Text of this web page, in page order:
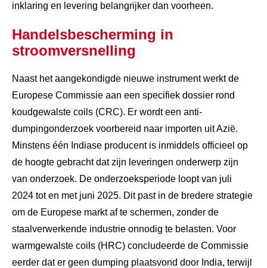
inklaring en levering belangrijker dan voorheen.
Handelsbescherming in
stroomversnelling
Naast het aangekondigde nieuwe instrument werkt de
Europese Commissie aan een specifiek dossier rond
koudgewalste coils (CRC). Er wordt een anti-
dumpingonderzoek voorbereid naar importen uit Azië.
Minstens één Indiase producent is inmiddels officieel op
de hoogte gebracht dat zijn leveringen onderwerp zijn
van onderzoek. De onderzoeksperiode loopt van juli
2024 tot en met juni 2025. Dit past in de bredere strategie
om de Europese markt af te schermen, zonder de
staalverwerkende industrie onnodig te belasten. Voor
warmgewalste coils (HRC) concludeerde de Commissie
eerder dat er geen dumping plaatsvond door India, terwijl